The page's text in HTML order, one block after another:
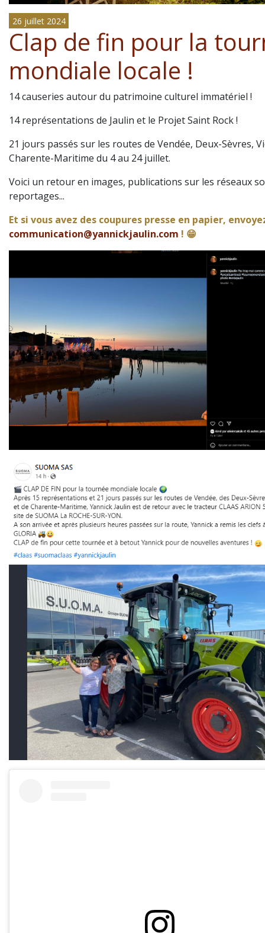
26 juillet 2024
Clap de fin pour la
mondiale locale !
14 causeries autour du patrimoine culturel immatériel !
14 représentations de Jaulin et le Projet Saint Rock !
21 jours passés sur les routes de Vendée, Deux-Sèvres,
Charente-Maritime du 4 au 24 juillet.
Voici un retour en images, publications sur les réseaux
reportages...
Et si vous avez des coupures presse en papier,
communication@yannickjaulin.com ! 😁